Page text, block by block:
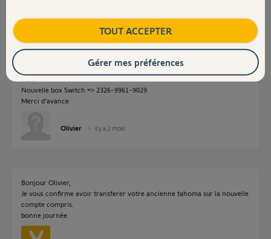
Ancienne box Switch => 2036-1804-5089
Nouvelle box Switch => 2326-9961-9029
Merci d’avance
Olivier il y a 2 mois
Bonjour Olivier,
Je vous confirme avoir transferer votre ancienne tahoma sur la nouvelle
compte compris.
bonne journée
TOUT ACCEPTER
Gérer mes préférences